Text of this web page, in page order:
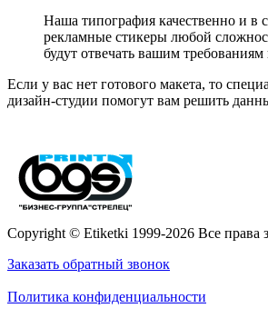
Наша типография качественно и в
рекламные стикеры любой
будут отвечать вашим
Если у вас нет готового макета, то
дизайн-студии помогут вам решить
Copyright © Etiketki 1999-2026 Все права
Заказать обратный звонок
Политика конфиденциальности